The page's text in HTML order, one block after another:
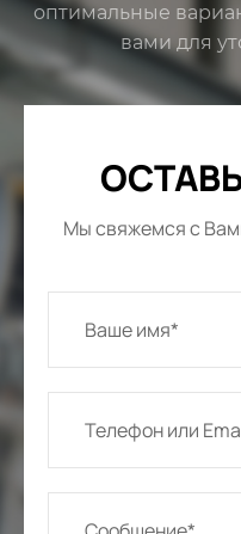
Мы свяжемся с
оптимальные
вами для